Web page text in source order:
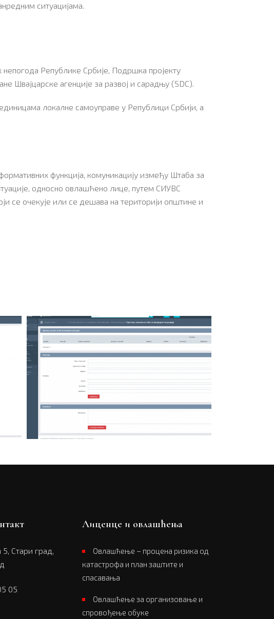
ситуацијама.
Републике Србије, Подршка пројекту
Швајцарске агенције за развој и сарадњу (SDC).
локалне самоуправе у Републици Србији, а
функција, комуникацију између Штаба за
односно овлашћено лице, путем СИУВС
се очекује или се дешава на територији општине и
Стари град,
05
Лиценце и овлашћења
Овлашћење – процена ризика од
катастрофа и план заштите и
спасавања
Овлашћење за организовање и
спровођење обуке